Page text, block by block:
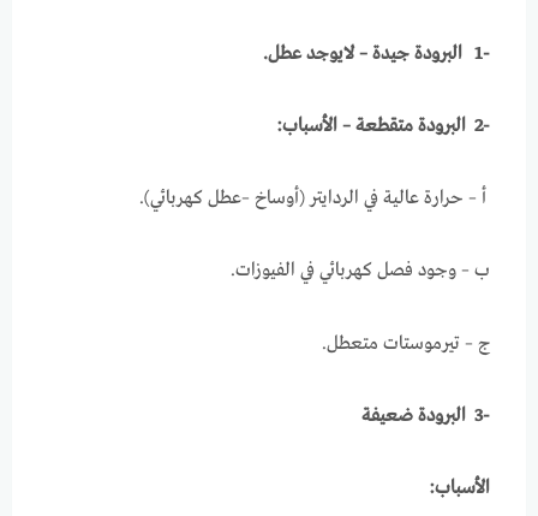
-1 البرودة جيدة – لايوجد عطل.
-2 البرودة متقطعة – الأسباب :
أ – حرارة عالية في الردايتر (أوساخ –عطل كهربائي).
ب – وجود فصل كهربائي في الفيوزات.
ج – تيرموستات متعطل.
-3 البرودة ضعيفة
الأسباب: